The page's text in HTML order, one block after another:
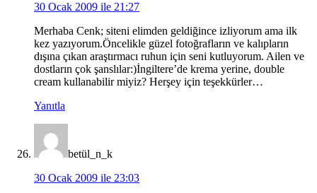
30 Ocak 2009 ile 21:27
Merhaba Cenk; siteni elimden geldiğince izliyorum ama ilk
kez yazıyorum.Öncelikle güzel fotoğrafların ve kalıpların
dışına çıkan araştırmacı ruhun için seni kutluyorum. Ailen ve
dostların çok şanslılar:)İngiltere’de krema yerine, double
cream kullanabilir miyiz? Herşey için teşekkürler…
Yanıtla
betül_n_k
30 Ocak 2009 ile 23:03